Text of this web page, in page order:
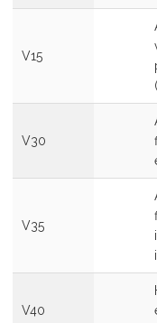
V15
V30
V35
V40